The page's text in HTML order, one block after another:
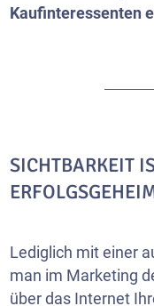
Kaufinteressenten
SICHTBARKEIT
Lediglich mit einer
man im Marketing
über das Internet